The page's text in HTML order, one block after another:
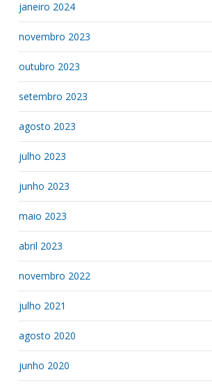
janeiro 2024
novembro 2023
outubro 2023
setembro 2023
agosto 2023
julho 2023
junho 2023
maio 2023
abril 2023
novembro 2022
julho 2021
agosto 2020
junho 2020